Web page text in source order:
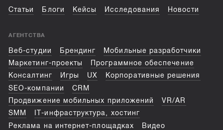
Статьи Блоги Кейсы Исследования Новости
АГЕНТСТВА
Веб-студии Брендинг
Мобильные разработчики
Маркетинг-проекты
Программное обеспечение
Консалтинг
Игры UX
Корпоративные решения
SEO-компании
CRM
Продвижение мобильных приложений
VR/AR
SMM
IT-инфраструктура, хостинг
Реклама на интернет-площадках
Видео